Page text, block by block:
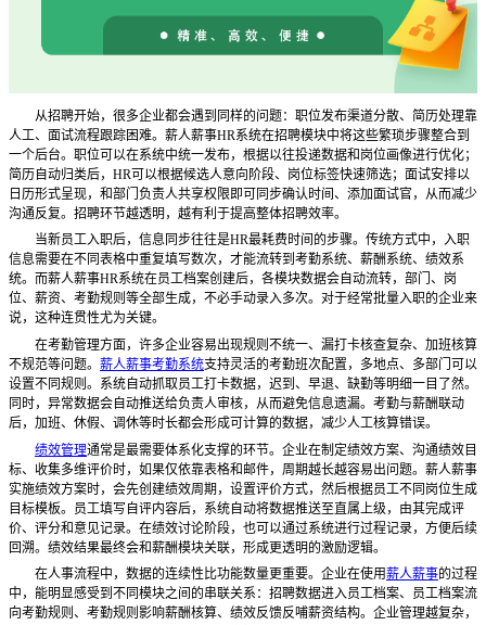
从招聘开始，很多企业都会遇到同样的问题：职位发布渠道分散、简历处理靠
人工、面试流程跟踪困难。薪人薪事HR系统在招聘模块中将这些繁琐步骤整合到
一个后台。职位可以在系统中统一发布，根据以往投递数据和岗位画像进行优化；
简历自动归类后，HR可以根据候选人意向阶段、岗位标签快速筛选；面试安排以
日历形式呈现，和部门负责人共享权限即可同步确认时间、添加面试官，从而减少
沟通反复。招聘环节越透明，越有利于提高整体招聘效率。
当新员工入职后，信息同步往往是HR最耗费时间的步骤。传统方式中，入职
信息需要在不同表格中重复填写数次，才能流转到考勤系统、薪酬系统、绩效系
统。而薪人薪事HR系统在员工档案创建后，各模块数据会自动流转，部门、岗
位、薪资、考勤规则等全部生成，不必手动录入多次。对于经常批量入职的企业来
说，这种连贯性尤为关键。
在考勤管理方面，许多企业容易出现规则不统一、漏打卡核查复杂、加班核算
不规范等问题。 薪人薪事考勤系统支持灵活的考勤班次配置，多地点、多部门可以
设置不同规则。系统自动抓取员工打卡数据，迟到、早退、缺勤等明细一目了然。
同时，异常数据会自动推送给负责人审核，从而避免信息遗漏。考勤与薪酬联动
后，加班、休假、调休等时长都会形成可计算的数据，减少人工核算错误。
绩效管理通常是最需要体系化支撑的环节。企业在制定绩效方案、沟通绩效目
标、收集多维评价时，如果仅依靠表格和邮件，周期越长越容易出问题。薪人薪事
实施绩效方案时，会先创建绩效周期，设置评价方式，然后根据员工不同岗位生成
目标模板。员工填写自评内容后，系统自动将数据推送至直属上级，由其完成评
价、评分和意见记录。在绩效讨论阶段，也可以通过系统进行过程记录，方便后续
回溯。绩效结果最终会和薪酬模块关联，形成更透明的激励逻辑。
在人事流程中，数据的连续性比功能数量更重要。企业在使用薪人薪事的过程
中，能明显感受到不同模块之间的串联关系：招聘数据进入员工档案、员工档案流
向考勤规则、考勤规则影响薪酬核算、绩效反馈反哺薪资结构。企业管理越复杂，